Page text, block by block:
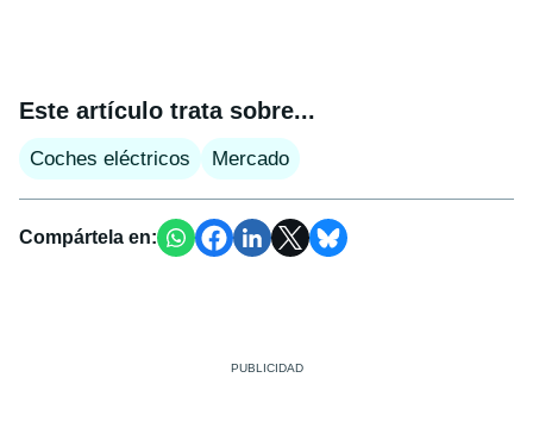
Este artículo trata sobre...
Coches eléctricos Mercado
Compártela en: